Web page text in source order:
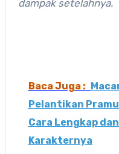
dampak setelahnya.
Baca Juga :
Pelantikan
Cara Lengkap
Karakternya